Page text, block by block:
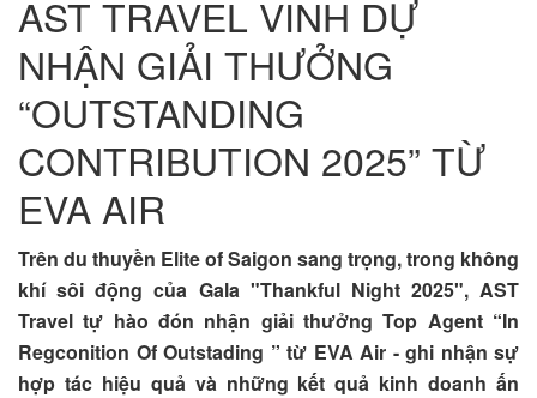
AST TRAVEL VINH DỰ
NHẬN GIẢI THƯỞNG
“OUTSTANDING
CONTRIBUTION 2025” TỪ
EVA AIR
Trên du thuyền Elite of Saigon sang trọng, trong không
khí sôi động của Gala "Thankful Night 2025", AST
Travel tự hào đón nhận giải thưởng Top Agent “In
Regconition Of Outstading ” từ EVA Air - ghi nhận sự
hợp tác hiệu quả và những kết quả kinh doanh ấn